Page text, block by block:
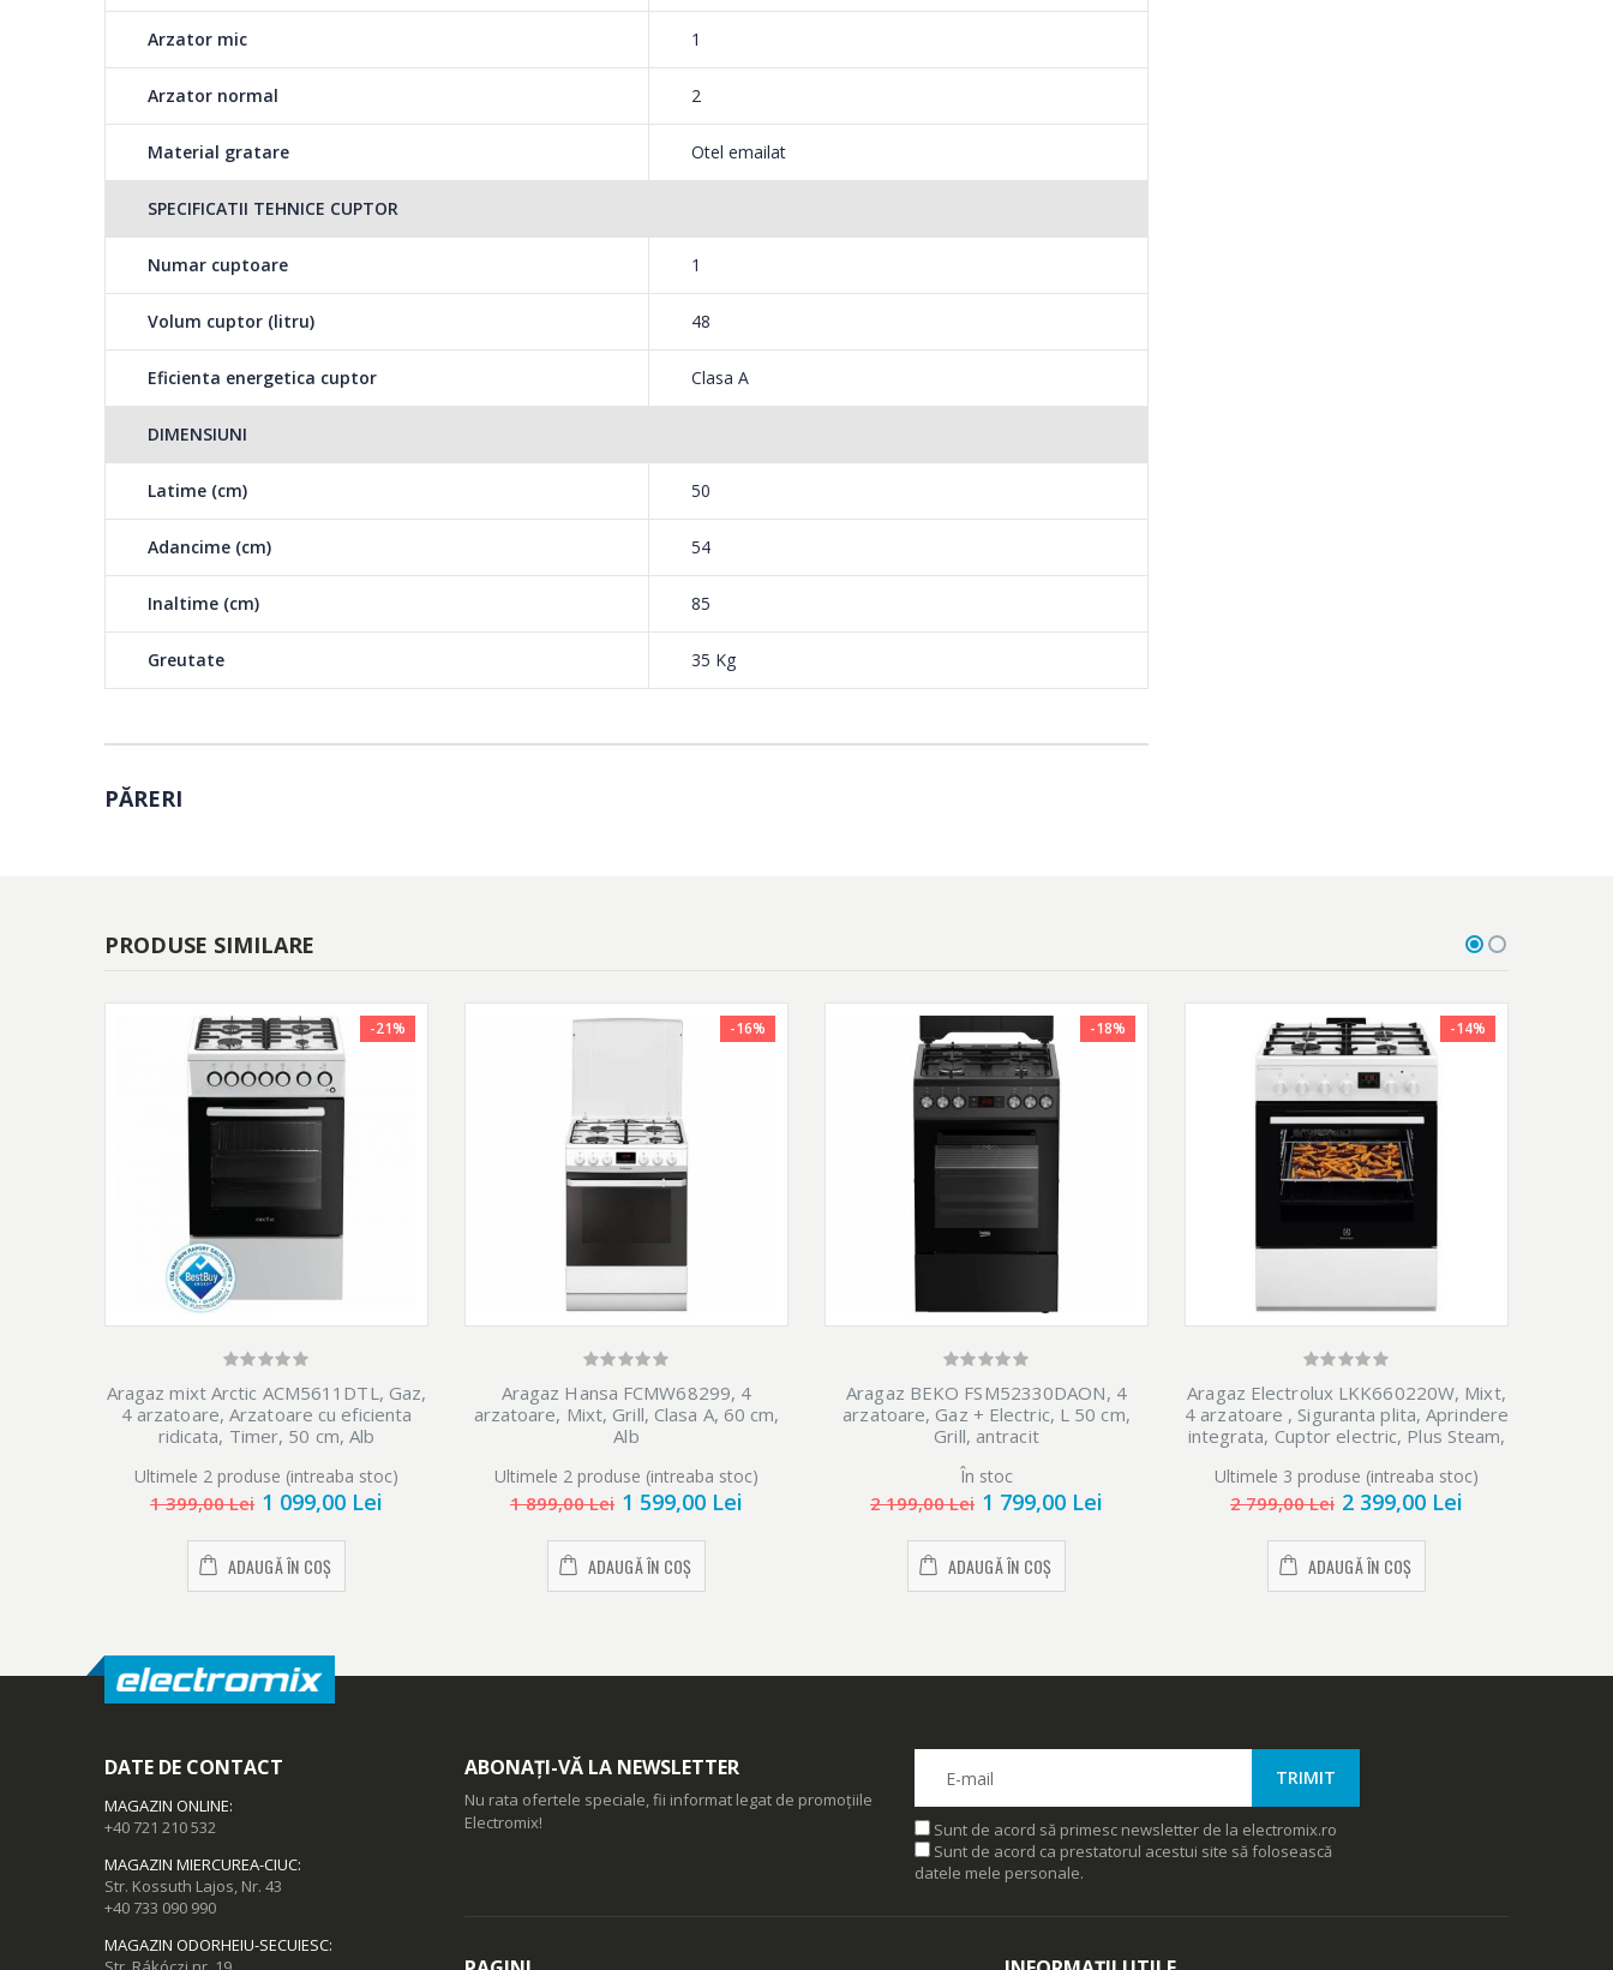
Arzator mic 1
Arzator normal 2
Material gratare Otel emailat
SPECIFICATII TEHNICE CUPTOR
Numar cuptoare 1
Volum cuptor (litru) 48
Eficienta energetica cuptor Clasa A
DIMENSIUNI
Latime (cm) 50
Adancime (cm) 54
Inaltime (cm) 85
Greutate 35 Kg
PĂRERI
PRODUSE SIMILARE
-21%
Aragaz mixt Arctic ACM5611DTL, Gaz,
4 arzatoare, Arzatoare cu eficienta
ridicata, Timer, 50 cm, Alb
Ultimele 2 produse (intreaba stoc)
1 399,00 Lei 1 099,00 Lei
ADAUGĂ ÎN COȘ
-16%
Aragaz Hansa FCMW68299, 4
arzatoare, Mixt, Grill, Clasa A, 60 cm,
Alb
Ultimele 2 produse (intreaba stoc)
1 899,00 Lei 1 599,00 Lei
ADAUGĂ ÎN COȘ
-18%
Aragaz BEKO FSM52330DAON, 4
arzatoare, Gaz + Electric, L 50 cm,
Grill, antracit
În stoc
2 199,00 Lei 1 799,00 Lei
ADAUGĂ ÎN COȘ
-14%
Aragaz Electrolux LKK660220W, Mixt,
4 arzatoare , Siguranta plita, Aprindere
integrata, Cuptor electric, Plus Steam,
cm, Alb
Ultimele 3 produse (intreaba stoc)
2 799,00 Lei 2 399,00 Lei
ADAUGĂ ÎN COȘ
DATE DE CONTACT
MAGAZIN ONLINE:
+40 721 210 532
MAGAZIN MIERCUREA-CIUC:
Str. Kossuth Lajos, Nr. 43
+40 733 090 990
MAGAZIN ODORHEIU-SECUIESC:
ABONAȚI-VĂ LA NEWSLETTER
Nu rata ofertele speciale, fii informat legat de promoțiile
Electromix!
Sunt de acord să primesc newsletter de la electromix.ro
Sunt de acord ca prestatorul acestui site să folosească
datele mele personale.